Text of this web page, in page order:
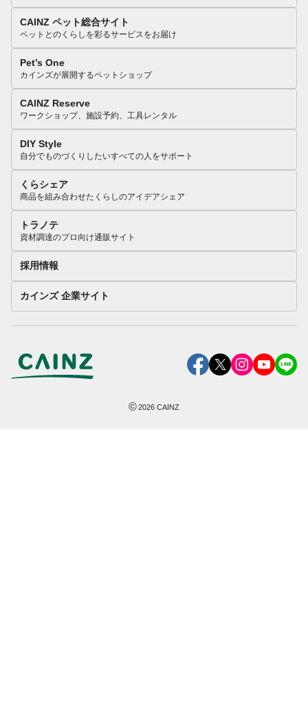
CAINZ ペット総合サイト
ペットとのくらしを彩るサービスをお届け
Pet’s One
カインズが展開するペットショップ
CAINZ Reserve
ワークショップ、施設予約、工具レンタル
DIY Style
自分でものづくりしたいすべての人をサポート
くらシェア
商品を組み合わせたくらしのアイデアシェア
トラノテ
資材調達のプロ向け通販サイト
採用情報
カインズ 企業サイト
©2026 CAINZ